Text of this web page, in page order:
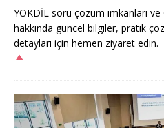
YÖKDİL soru çözüm imkanları
hakkında güncel bilgiler, pratik
detayları için hemen ziyaret edin.